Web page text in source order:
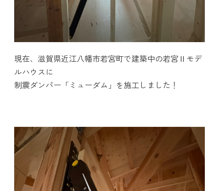
現在、滋賀県近江八幡市若宮町で建築中の若宮Ⅱモデ
ルハウスに
制震ダンパー「ミューダム」を施工しました！